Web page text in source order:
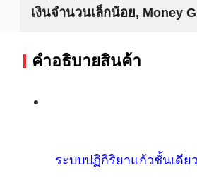
เงินจำนวนเล็กน้อย, Money
คําอธิบายสินค้า
ระบบปฏิกิริยาแก้วชั้นเดียว